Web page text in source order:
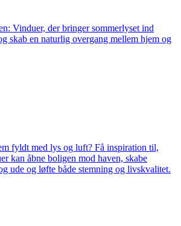
Vinduer, der bringer sommerlyset ind
skab en naturlig overgang mellem hjem og
fyldt med lys og luft? Få inspiration til,
kan åbne boligen mod haven, skabe
ude og løfte både stemning og livskvalitet.